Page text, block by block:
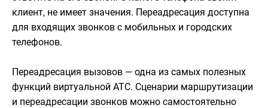
клиент, не имеет значения. Переадресация доступна
для входящих звонков с мобильных и городских
телефонов.
Переадресация вызовов — одна из самых полезных
функций виртуальной АТС. Сценарии маршрутизации
и переадресации звонков можно самостоятельно